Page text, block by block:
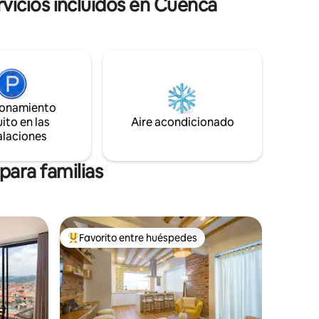
y
incluidos en Cuenca
en las
Aire acondicionado
familias
Favorito entre huéspedes preferido
Favorito entre huéspedes